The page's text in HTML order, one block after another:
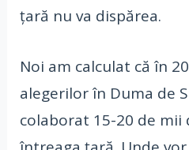
țară nu va dispărea.
Noi am calculat că în
alegerilor în Duma de
colaborat 15-20 de mii